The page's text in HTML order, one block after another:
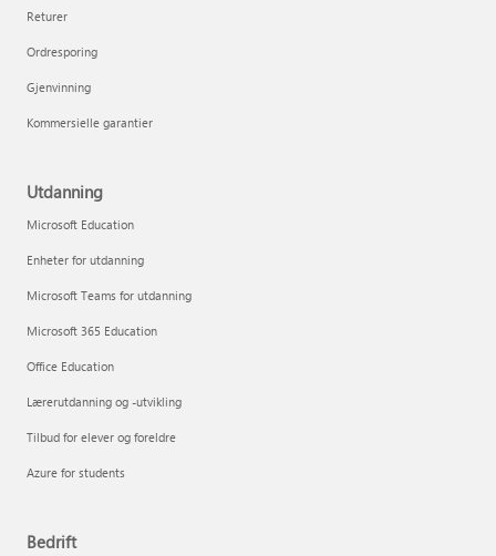
Returer
Ordresporing
Gjenvinning
Kommersielle garantier
Utdanning
Microsoft Education
Enheter for utdanning
Microsoft Teams for utdanning
Microsoft 365 Education
Office Education
Lærerutdanning og -utvikling
Tilbud for elever og foreldre
Azure for students
Bedrift